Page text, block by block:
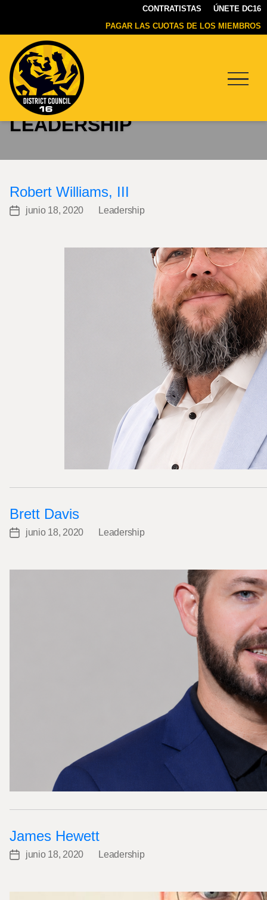
CONTRATISTAS
ÚNETE DC16
PAGAR LAS CUOTAS DE LOS MIEMBROS
DC16
LEADERSHIP
Robert Williams, III
Postjunio 18, 2020
Categories
Leadership
Brett Davis
Postjunio 18, 2020
Categories
Leadership
James Hewett
Postjunio 18, 2020
Categories
Leadership